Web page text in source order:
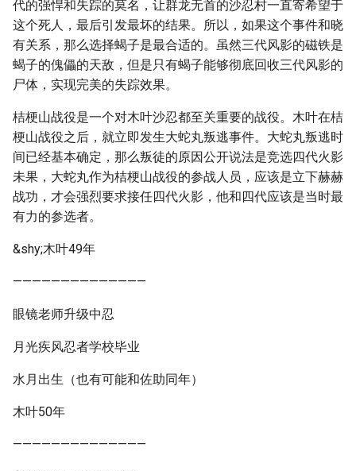
代的强悍和失踪的莫名，让群龙无首的沙忍村一直寄希望于
这个死人，最后引发最坏的结果。所以，如果这个事件和晓
有关系，那么选择蝎子是最合适的。虽然三代风影的磁铁是
蝎子的傀儡的天敌，但是只有蝎子能够彻底回收三代风影的
尸体，实现完美的失踪效果。
桔梗山战役是一个对木叶沙忍都至关重要的战役。木叶在桔
梗山战役之后，就立即发生大蛇丸叛逃事件。大蛇丸叛逃时
间已经基本确定，那么叛徒的原因公开说法是竞选四代火影
未果，大蛇丸作为桔梗山战役的参战人员，应该是立下赫赫
战功，才会强烈要求接任四代火影，他和四代应该是当时最
有力的参选者。
&shy;木叶49年
——————————————
眼镜老师升级中忍
月光疾风忍者学校毕业
水月出生（也有可能和佐助同年）
木叶50年
——————————————